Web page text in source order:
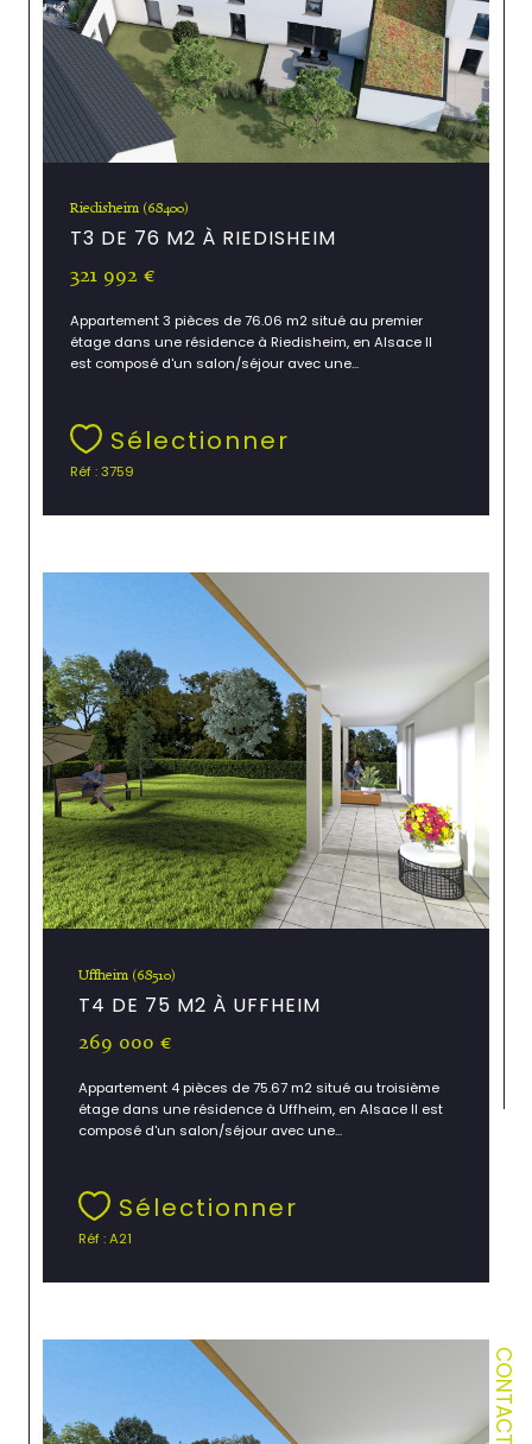
CONTACT
Riedisheim (68400)
T3 DE 76 M2 À RIEDISHEIM
321 992 €
Appartement 3 pièces de 76.06 m2 situé au premier
étage dans une résidence à Riedisheim, en Alsace Il
est composé d'un salon/séjour avec une...
Sélectionner
Réf : 3759
Uffheim (68510)
T4 DE 75 M2 À UFFHEIM
269 000 €
Appartement 4 pièces de 75.67 m2 situé au troisième
étage dans une résidence à Uffheim, en Alsace Il est
composé d'un salon/séjour avec une...
Sélectionner
Réf : A21